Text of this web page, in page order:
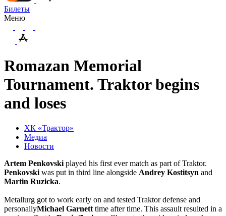
Билеты
Меню
Romazan Memorial
Tournament. Traktor begins
and loses
ХК «Трактор»
Медиа
Новости
Artem Penkovski played his first ever match as part of Traktor.
Penkovski was put in third line alongside Andrey Kostitsyn and
Martin Ruzicka.
Metallurg got to work early on and tested Traktor defense and
personallyMichael Garnett time after time. This assault resulted in a